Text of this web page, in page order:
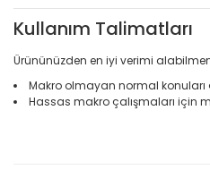
Kullanım Talimatları
Ürününüzden en iyi verimi
Makro olmayan normal konuları
Hassas makro çalışmaları için